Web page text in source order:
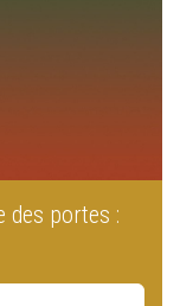
des portes :